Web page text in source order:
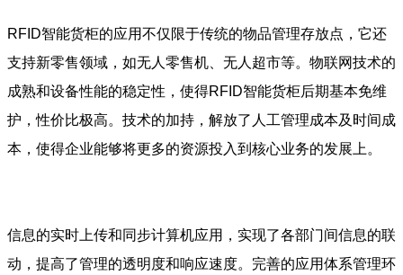
RFID智能货柜的应用不仅限于传统的物品管理存放点，它还
支持新零售领域，如无人零售机、无人超市等。物联网技术的
成熟和设备性能的稳定性，使得RFID智能货柜后期基本免维
护，性价比极高。技术的加持，解放了人工管理成本及时间成
本，使得企业能够将更多的资源投入到核心业务的发展上。
信息的实时上传和同步计算机应用，实现了各部门间信息的联
动，提高了管理的透明度和响应速度。完善的应用体系管理环